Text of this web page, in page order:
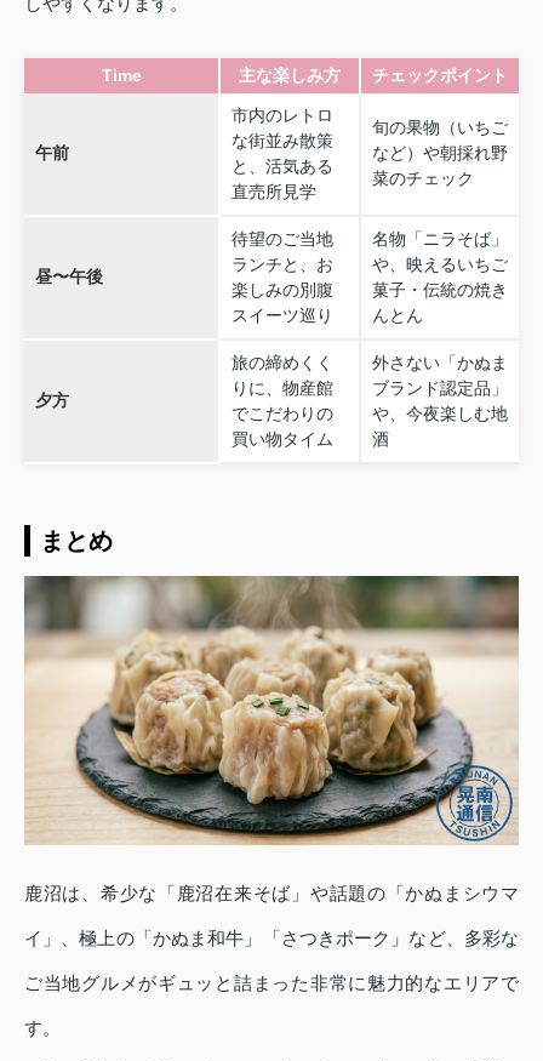
Time 主な楽しみ方 チェックポイント
午前
市内のレトロ
な街並み散策
と、活気ある
直売所見学
旬の果物（いちご
など）や朝採れ野
菜のチェック
昼〜午後
待望のご当地
ランチと、お
楽しみの別腹
スイーツ巡り
名物「ニラそば」
や、映えるいちご
菓子・伝統の焼き
んとん
夕方
旅の締めくく
りに、物産館
でこだわりの
買い物タイム
外さない「かぬま
ブランド認定品」
や、今夜楽しむ地
酒
まとめ
鹿沼は、希少な「鹿沼在来そば」や話題の「かぬまシウマ
イ」、極上の「かぬま和牛」「さつきポーク」など、多彩な
ご当地グルメがギュッと詰まった非常に魅力的なエリアで
す。